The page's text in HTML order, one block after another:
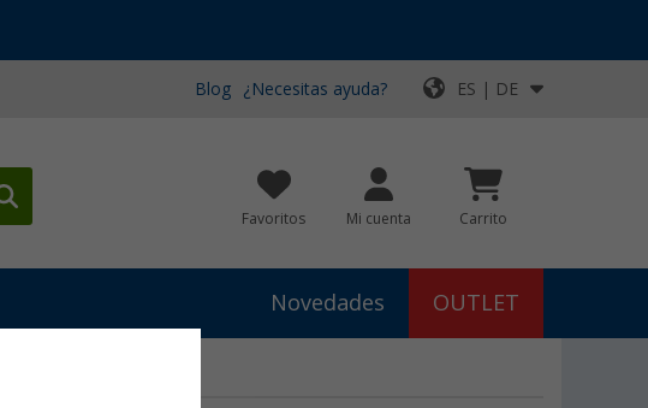
Blog ¿Necesitas ayuda? ES | DE
Favoritos Mi cuenta Carrito
Novedades OUTLET
para mujer